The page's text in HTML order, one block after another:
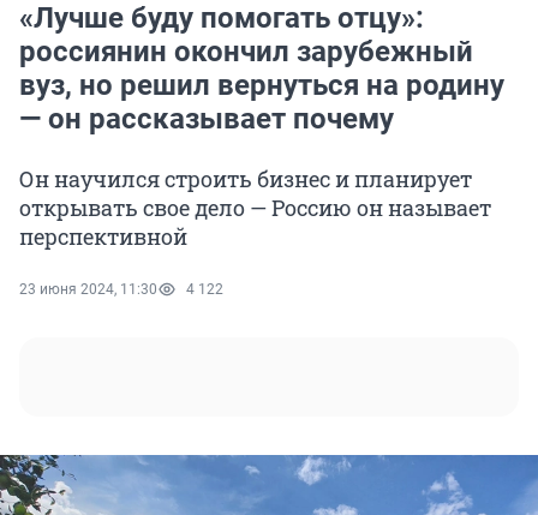
«Лучше буду помогать отцу»:
россиянин окончил зарубежный
вуз, но решил вернуться на родину
— он рассказывает почему
Он научился строить бизнес и планирует
открывать свое дело — Россию он называет
перспективной
23 июня 2024, 11:30 4 122